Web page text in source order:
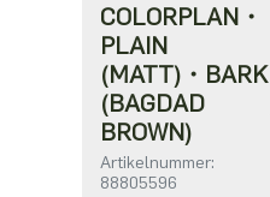
COLORPLAN・
PLAIN
(MATT)・BARK
(BAGDAD
BROWN)
Artikelnummer:
88805596